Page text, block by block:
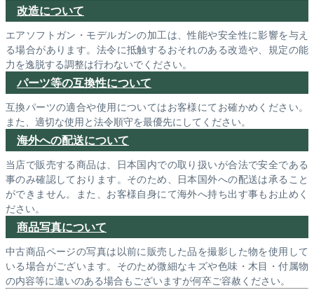
改造について
エアソフトガン・モデルガンの加工は、性能や安全性に影響を与え
る場合があります。法令に抵触するおそれのある改造や、規定の能
力を逸脱する調整は行わないでください。
パーツ等の互換性について
互換パーツの適合や使用についてはお客様にてお確かめください。
また、適切な使用と法令順守を最優先にしてください。
海外への配送について
当店で販売する商品は、日本国内での取り扱いが合法で安全である
事のみ確認しております。そのため、日本国外への配送は承ること
ができません。また、お客様自身にて海外へ持ち出す事もお止めく
ださい。
商品写真について
中古商品ページの写真は以前に販売した品を撮影した物を使用して
いる場合がございます。そのため微細なキズや色味・木目・付属物
の内容等に違いのある場合もございますが何卒ご容赦ください。